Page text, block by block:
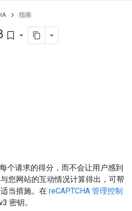
指南
bookmark_border
个请求的得分，而不会让用户感到
您网站的互动情况计算得出，可帮
当措施。在 reCAPTCHA 管理控制
密钥。